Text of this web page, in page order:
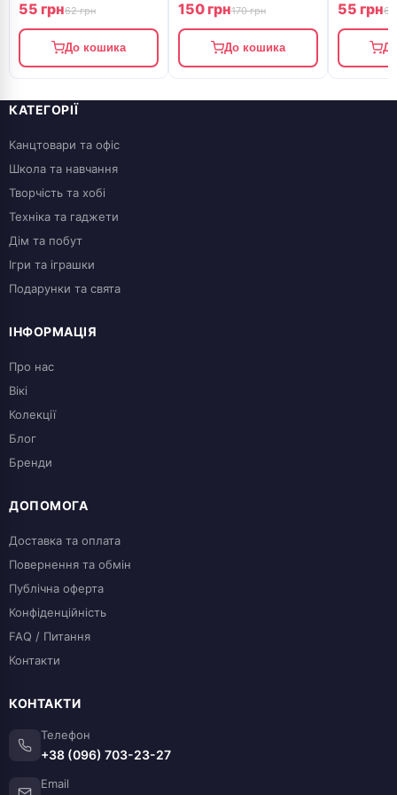
55 грн62 грн
До кошика
150 грн170 грн
До кошика
55 грн67
КАТЕГОРІЇ
Канцтовари та офіс
Школа та навчання
Творчість та хобі
Техніка та гаджети
Дім та побут
Ігри та іграшки
Подарунки та свята
ІНФОРМАЦІЯ
Про нас
Вікі
Колекції
Блог
Бренди
ДОПОМОГА
Доставка та оплата
Повернення та обмін
Публічна оферта
Конфіденційність
FAQ / Питання
Контакти
КОНТАКТИ
Телефон
+38 (096) 703-23-27
Email